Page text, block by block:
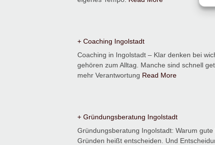
+ Coaching Ingolstadt
Coaching in Ingolstadt – Klar denken bei
gehören zum Alltag. Manche sind schnell
mehr Verantwortung Read More
+ Gründungsberatung Ingolstadt
Gründungsberatung Ingolstadt: Warum
Gründen heißt entscheiden. Und